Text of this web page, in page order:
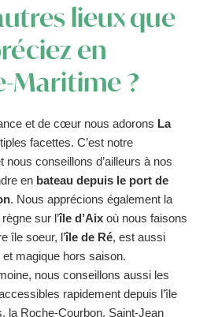
lieux que
en
Maritime ?
et de cœur nous adorons La
facettes. C’est notre
nous conseillons d’ailleurs à nos
en bateau depuis le port de
. Nous apprécions également la
sur l’île d’Aix où nous faisons
île soeur, l’île de Ré, est aussi
magique hors saison.
nous conseillons aussi les
rapidement depuis l’île
la Roche-Courbon, Saint-Jean